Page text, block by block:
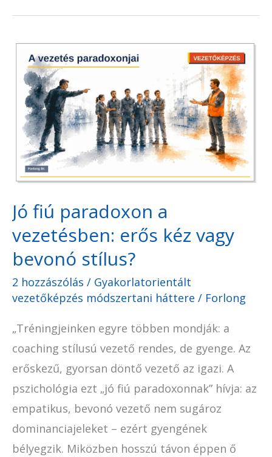
Jó fiú paradoxon a
vezetésben: erős kéz vagy
bevonó stílus?
2 hozzászólás / Gyakorlatorientált
vezetőképzés módszertani háttere / Forlong
„Tréningjeinken egyre többen mondják: a
coaching stílusú vezető rendes, de gyenge. Az
erőskezű, gyorsan döntő vezető az igazi. A
pszichológia ezt „jó fiú paradoxonnak” hívja: az
empatikus, bevonó vezető nem sugároz
dominanciajeleket – ezért gyengének
bélyegzik. Miközben hosszú távon éppen ő
fiú
paradoxon
vezetésben:
erős
kéz
bevonó
stílus?